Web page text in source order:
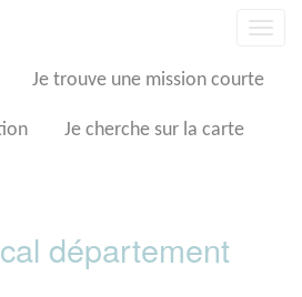
Je trouve une mission courte
Je cherche sur la carte
département